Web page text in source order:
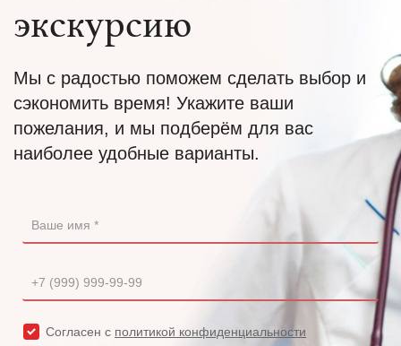
экскурсию
Мы с радостью поможем сделать выбор и
сэкономить время! Укажите ваши
пожелания, и мы подберём для вас
наиболее удобные варианты.